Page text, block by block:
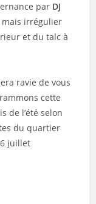
par DJ
mais irrégulier
et du talc à
ravie de vous
cette
de l’été selon
du quartier
juillet